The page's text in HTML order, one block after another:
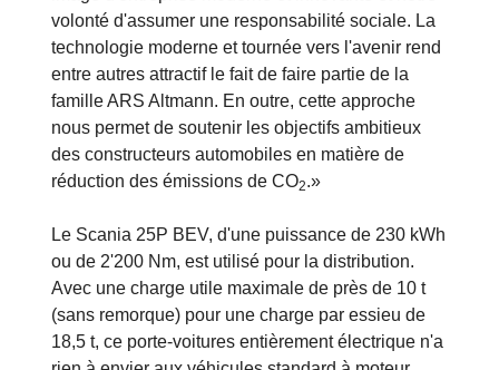
mélange judicieux de moteurs à combustion et de
propulsions électriques, nous soulignons notre
image d'entreprise moderne et innovante et notre
volonté d'assumer une responsabilité sociale. La
technologie moderne et tournée vers l'avenir rend
entre autres attractif le fait de faire partie de la
famille ARS Altmann. En outre, cette approche
des constructeurs automobiles en matière de
réduction des émissions de CO
2.»
Le Scania 25P BEV, d'une puissance de 230 kWh
ou de 2'200 Nm, est utilisé pour la distribution.
Avec une charge utile maximale de près de 10 t